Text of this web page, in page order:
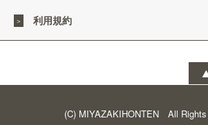
利用規約
(C) MIYAZAKIHONTEN All Rights